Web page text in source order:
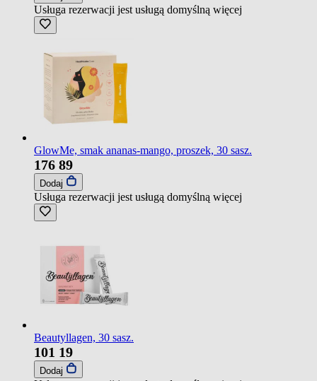
Usługa rezerwacji jest usługą domyślną więcej
GlowMe, smak ananas-mango, proszek, 30 sasz.
176 89
Dodaj
Usługa rezerwacji jest usługą domyślną więcej
Beautyllagen, 30 sasz.
101 19
Dodaj